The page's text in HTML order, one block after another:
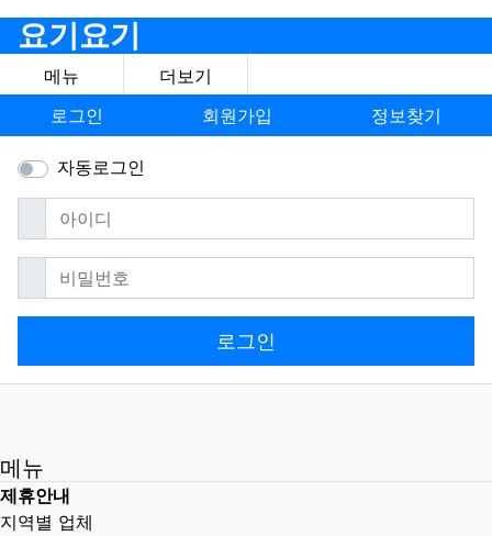
요기요기
메뉴
더보기
로그인
회원가입 정보찾기
자동로그인
아이디필수
비밀번호필수
로그인
메뉴
제휴안내
지역별 업체